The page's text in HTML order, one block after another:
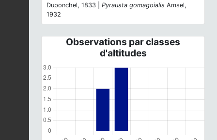
Duponchel, 1833 | Pyrausta gomagoialis Amsel,
1932
Observations par classes
d'altitudes